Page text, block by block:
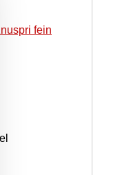
fein